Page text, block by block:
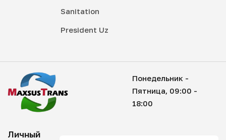
Sanitation
President Uz
Понедельник -
Пятница, 09:00 -
18:00
Личный